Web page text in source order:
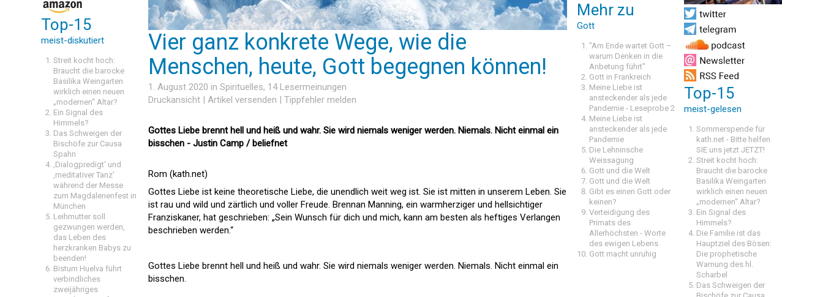
Top-15
meist-diskutiert
Streit kocht hoch:
Braucht die barocke
Basilika Weingarten
wirklich einen neuen
„modernen“ Altar?
Ein Signal des
Himmels?
Das Schweigen der
Bischöfe zur Causa
Spahn
‚Dialogpredigt‘ und
‚meditativer Tanz’
während der Messe
zum Magdalenenfest in
München
Leihmutter soll
gezwungen werden,
das Leben des
herzkranken Babys zu
beenden!
Bistum Huelva führt
verbindliches
zweijähriges
Vier ganz konkrete Wege, wie die
Menschen, heute, Gott begegnen können!
1. August 2020 in Spirituelles, 14 Lesermeinungen
Druckansicht | Artikel versenden | Tippfehler melden
Gottes Liebe brennt hell und heiß und wahr. Sie wird niemals weniger werden. Niemals. Nicht einmal ein
bisschen - Justin Camp / beliefnet
Rom (kath.net)
Gottes Liebe ist keine theoretische Liebe, die unendlich weit weg ist. Sie ist mitten in unserem Leben. Sie
ist rau und wild und zärtlich und voller Freude. Brennan Manning, ein warmherziger und hellsichtiger
Franziskaner, hat geschrieben: „Sein Wunsch für dich und mich, kann am besten als heftiges Verlangen
beschrieben werden.“
Gottes Liebe brennt hell und heiß und wahr. Sie wird niemals weniger werden. Niemals. Nicht einmal ein
bisschen.
Mehr zu
Gott
"Am Ende wartet Gott –
warum Denken in die
Anbetung führt"
Gott in Frankreich
Meine Liebe ist
ansteckender als jede
Pandemie - Leseprobe 2
Meine Liebe ist
ansteckender als jede
Pandemie
Die Lehninsche
Weissagung
Gott und die Welt
Gott und die Welt
Gibt es einen Gott oder
keinen?
Verteidigung des
Primats des
Allerhöchsten - Worte
des ewigen Lebens
Gott macht unruhig
Top-15
meist-gelesen
Sommerspende für
kath.net - Bitte helfen
SIE uns jetzt JETZT!
Streit kocht hoch:
Braucht die barocke
Basilika Weingarten
wirklich einen neuen
„modernen“ Altar?
Ein Signal des
Himmels?
Die Familie ist das
Hauptziel des Bösen:
Die prophetische
Warnung des hl.
Scharbel
Das Schweigen der